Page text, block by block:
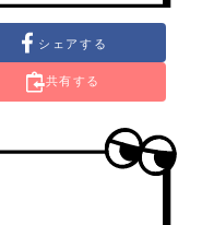
シェアする
共有する